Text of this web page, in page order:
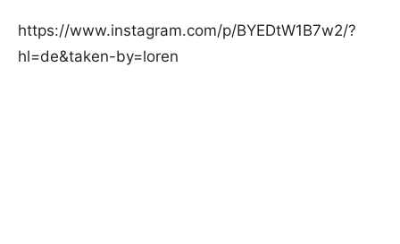
https://www.instagram.com/p/BYEDtW1B7w2/?
hl=de&taken-by=loren